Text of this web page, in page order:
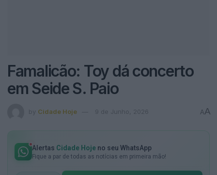
Famalicão: Toy dá concerto
em Seide S. Paio
by Cidade Hoje 9 de Junho, 2026 AA
Alertas Cidade Hoje no seu WhatsApp
Fique a par de todas as notícias em primeira mão!